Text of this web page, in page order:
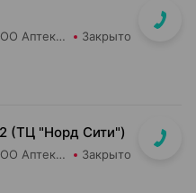
Столичная Аптека СП Самбест ООО Аптека №22 Закрыто
(ТЦ "Норд Сити")
Столичная Аптека СП Самбест ООО Аптека №9 Закрыто